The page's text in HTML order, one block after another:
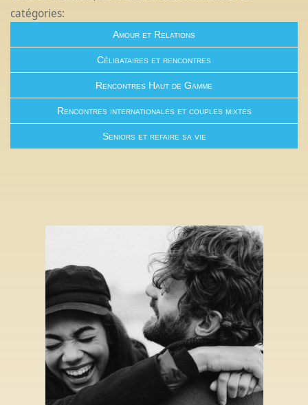
catégories:
Amour et Relations
Célibataires et rencontres
Rencontres Haut de Gamme
Rencontres internationales et couples mixtes
Seniors et refaire sa vie